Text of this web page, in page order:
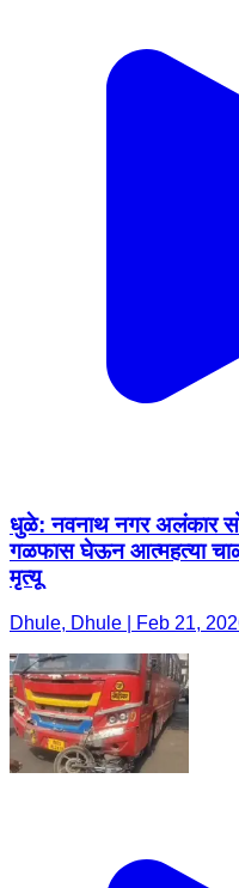
धुळे: नवनाथ नगर अलंकार
गळफास घेऊन आत्महत्या
मृत्यू
Dhule, Dhule | Feb 21,